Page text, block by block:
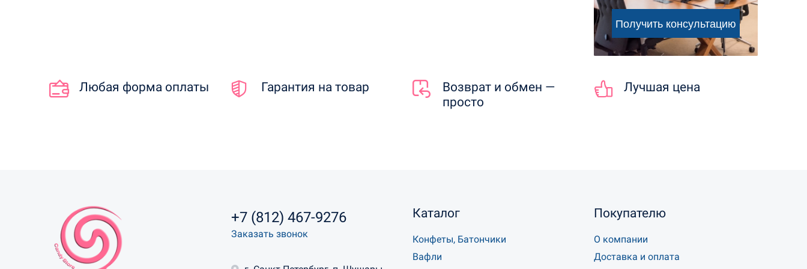
Любая форма оплаты Гарантия на товар
Возврат и обмен —
просто
Лучшая цена
+7 (812) 467-9276
Заказать звонок
Каталог
Конфеты, Батончики
Вафли
Покупателю
О компании
Доставка и оплата